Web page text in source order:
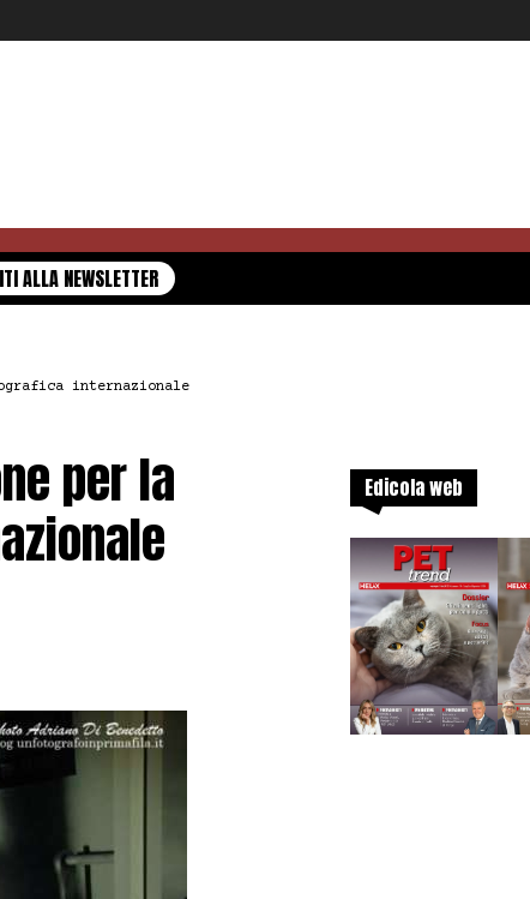
ALLA NEWSLETTER
internazionale
per la
Edicola web